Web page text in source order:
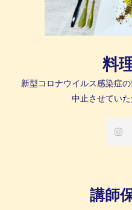
料
新型コロナウイルス感染症
中止させていた
講師